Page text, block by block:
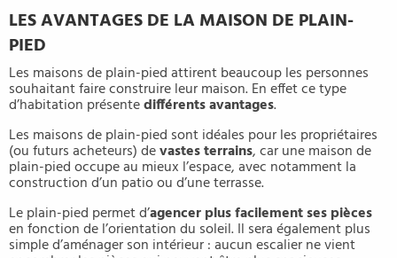
LES AVANTAGES DE LA MAISON DE PLAIN-
PIED
Les maisons de plain-pied attirent beaucoup les personnes
souhaitant faire construire leur maison. En effet ce type
d’habitation présentedifférents avantages.
Les maisons de plain-pied sont idéales pour les propriétaires
(ou futurs acheteurs) devastes terrains, car une maison de
plain-pied occupe au mieux l’espace, avec notamment la
construction d’un patio ou d’une terrasse.
Le plain-pied permet d’agencer plus facilement ses pièces
en fonction de l’orientation du soleil. Il sera également plus
simple d’aménager son intérieur : aucun escalier ne vient